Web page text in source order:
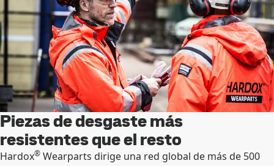
Piezas de desgaste más
resistentes que el resto
Hardox® Wearparts dirige una red global de más de 500